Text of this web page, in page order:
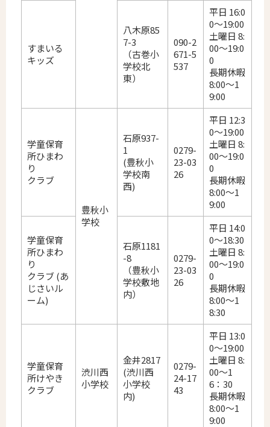
すまいる
キッズ
八木原85
7-3
（古巻小
学校北
東）
090-2
671-5
537
平日 16:0
0～19:00
土曜日 8:
00～19:0
0
長期休暇
8:00～1
9:00
学童保育
所ひまわ
り
クラブ
豊秋小
学校
石原937-
1
(豊秋小
学校南
西)
0279-
23-03
26
平日 12:3
0～19:00
土曜日 8:
00～19:0
0
長期休暇
8:00～1
9:00
学童保育
所ひまわ
り
クラブ (あ
じさいル
ーム)
石原1181
-8
（豊秋小
学校敷地
内）
0279-
23-03
26
平日 14:0
0～18:30
土曜日 8:
00～19:0
0
長期休暇
8:00～1
8:30
学童保育
所けやき
クラブ
渋川西
小学校
金井2817
(渋川西
小学校
内)
0279-
24-17
43
平日 13:0
0～19:00
土曜日 8:
00～1
6：30
長期休暇
8:00～1
9:00